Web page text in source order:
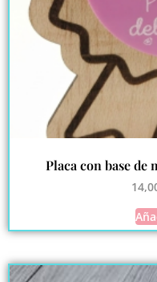
Placa con base